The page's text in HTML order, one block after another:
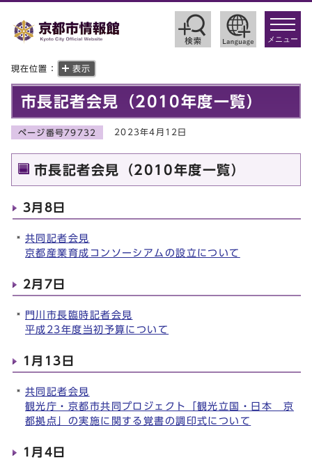
toggle
メニュー
現在位置： 表示
市長記者会見（2010年度一覧）
ページ番号79732 2023年4月12日
市長記者会見（2010年度一覧）
3月8日
共同記者会見
京都産業育成コンソーシアムの設立について
2月7日
門川市長臨時記者会見
平成23年度当初予算について
1月13日
共同記者会見
観光庁・京都市共同プロジェクト「観光立国・日本 京
都拠点」の実施に関する覚書の調印式について
1月4日